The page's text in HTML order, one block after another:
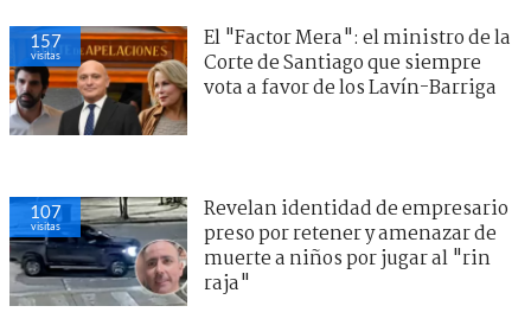
157
visitas
El "Factor Mera": el ministro de la
Corte de Santiago que siempre
vota a favor de los Lavín-Barriga
107
visitas
Revelan identidad de empresario
preso por retener y amenazar de
muerte a niños por jugar al "rin
raja"